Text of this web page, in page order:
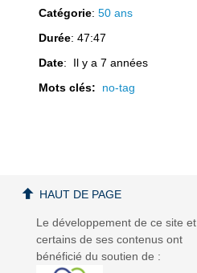
Catégorie:50 ans
Durée: 47:47
Date: Il y a 7 années
Mots clés: no-tag
Le développement de ce site et
certains de ses contenus ont
bénéficié du soutien de :
HAUT DE PAGE